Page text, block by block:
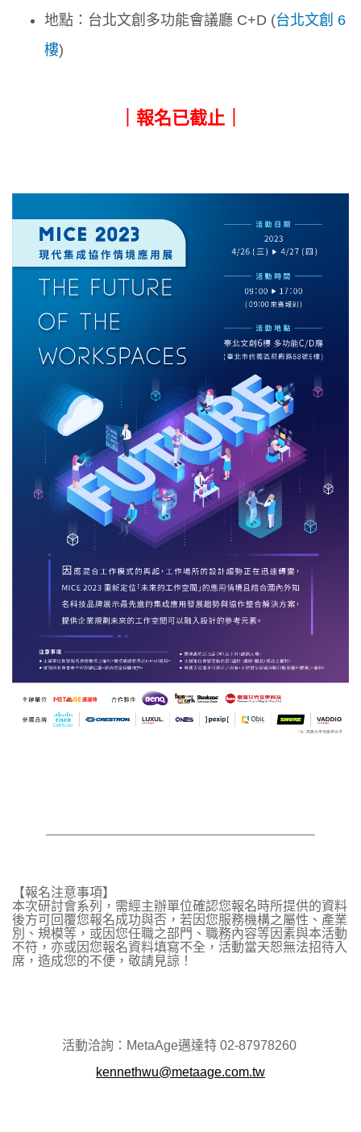
地點：台北文創多功能會議廳 C+D (台北文創 6
樓)
｜報名已截止｜
【報名注意事項】
本次研討會系列，需經主辦單位確認您報名時所提供的資料
後方可回覆您報名成功與否，若因您服務機構之屬性、產業
別、規模等，或因您任職之部門、職務內容等因素與本活動
不符，亦或因您報名資料填寫不全，活動當天恕無法招待入
席，造成您的不便，敬請見諒！
活動洽詢：MetaAge邁達特 02-87978260
kennethwu@metaage.com.tw